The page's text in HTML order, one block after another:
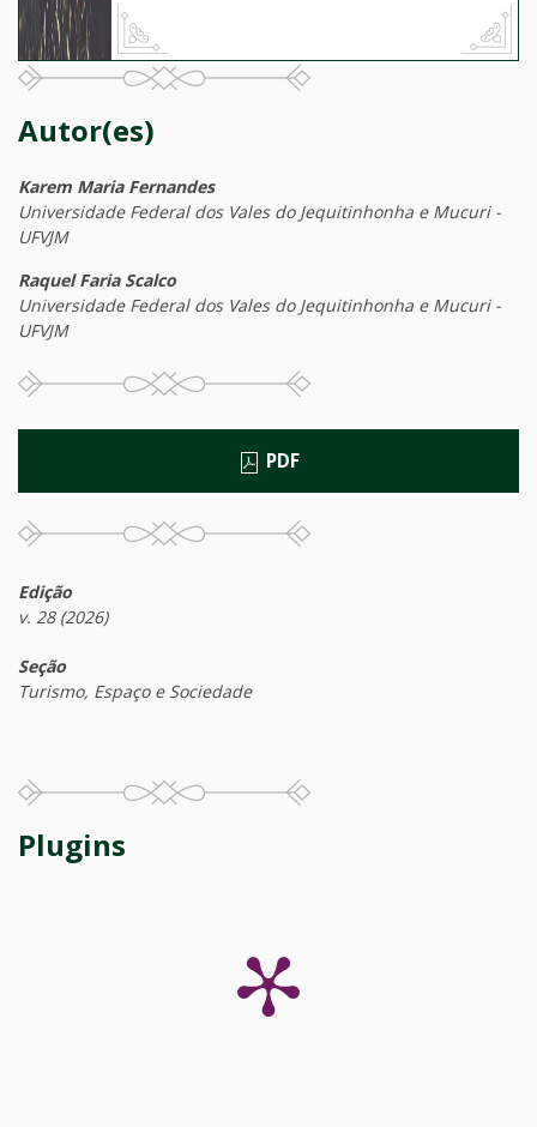
Autor(es)
Karem Maria Fernandes
Universidade Federal dos Vales do Jequitinhonha e Mucuri -
UFVJM
Raquel Faria Scalco
Universidade Federal dos Vales do Jequitinhonha e Mucuri -
UFVJM
PDF
Edição
v. 28 (2026)
Seção
Turismo, Espaço e Sociedade
Plugins